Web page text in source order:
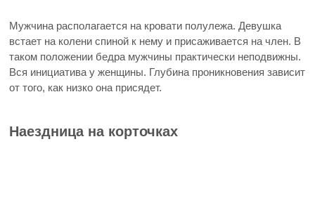
Мужчина располагается на кровати полулежа. Девушка
встает на колени спиной к нему и присаживается на член. В
таком положении бедра мужчины практически неподвижны.
Вся инициатива у женщины. Глубина проникновения зависит
от того, как низко она присядет.
Наездница на корточках